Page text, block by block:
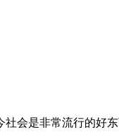
会是非常流行的好